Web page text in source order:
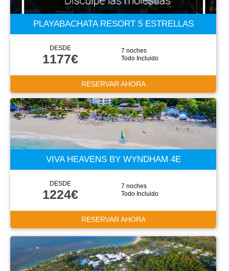
PLAYABACHATA RESORT 5 ESTRELLAS
DESDE
1177€
7 noches
Todo Incluido
RESERVAR AHORA
VIVA HEAVENS BY WYNDHAM 4E
DESDE
1224€
7 noches
Todo Incluido
RESERVAR AHORA